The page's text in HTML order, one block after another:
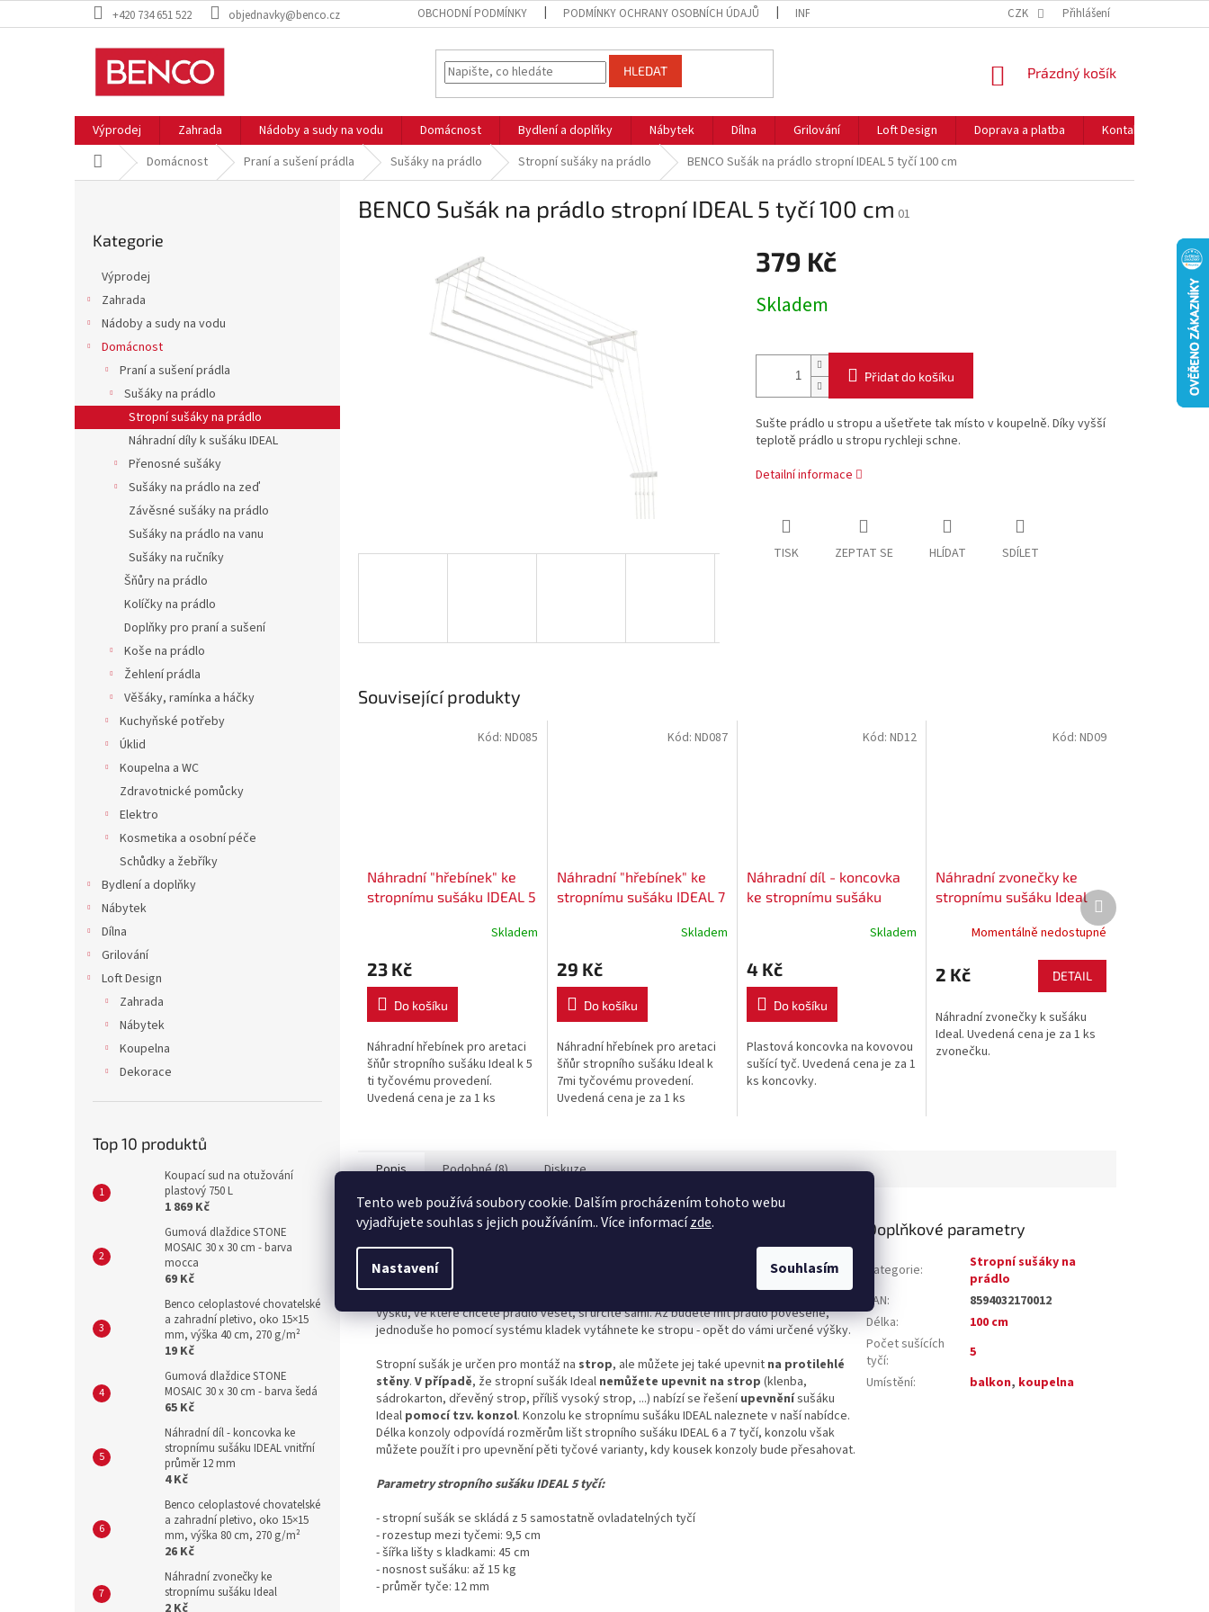
Tento web používá soubory cookie. Dalším procházením tohoto webu
vyjadřujete souhlas s jejich používáním.. Více informacízde.
Nastavení Souhlasím
na
+420 734 651 522 objednavky@benco.cz OBCHODNÍ PODMÍNKY PODMÍNKY OCHRANY OSOBNÍCH ÚDAJŮ INFORMACE O COOKIES NEJČASTĚJŠÍ OTÁZKY
CZK Přihlášení
HLEDAT
NÁKUPNÍ
Prázdný košík
Výprodej Zahrada Nádoby a sudy na vodu Domácnost Bydlení a doplňky Nábytek Dílna Grilování Loft Design Doprava a platba Kontakty
Domů Domácnost Praní a sušení prádla Sušáky na prádlo Stropní sušáky na prádlo BENCO Sušák na prádlo stropní IDEAL 5 tyčí 100 cm
n
e
kategorie
Kategorie
Výprodej
Zahrada
Nádoby a sudy na vodu
Domácnost
Praní a sušení prádla
Sušáky na prádlo
Stropní sušáky na prádlo
Náhradní díly k sušáku IDEAL
Přenosné sušáky
Sušáky na prádlo na zeď
Závěsné sušáky na prádlo
Sušáky na prádlo na vanu
Sušáky na ručníky
Šňůry na prádlo
Kolíčky na prádlo
Doplňky pro praní a sušení
Koše na prádlo
Žehlení prádla
Věšáky, ramínka a háčky
Kuchyňské potřeby
Úklid
Koupelna a WC
Zdravotnické pomůcky
Elektro
Kosmetika a osobní péče
Schůdky a žebříky
Bydlení a doplňky
Nábytek
Dílna
Grilování
Loft Design
Zahrada
Nábytek
Koupelna
Dekorace
Top 10 produktů
Koupací sud na otužování
plastový 750 L
1 869 Kč
Gumová dlaždice STONE
MOSAIC 30 x 30 cm - barva
mocca
69 Kč
Benco celoplastové chovatelské
a zahradní pletivo, oko 15×15
mm, výška 40 cm, 270 g/m²
19 Kč
Gumová dlaždice STONE
MOSAIC 30 x 30 cm - barva šedá
65 Kč
Náhradní díl - koncovka ke
stropnímu sušáku IDEAL vnitřní
průměr 12 mm
4 Kč
Benco celoplastové chovatelské
a zahradní pletivo, oko 15×15
mm, výška 80 cm, 270 g/m²
26 Kč
Náhradní zvonečky ke
stropnímu sušáku Ideal
2 Kč
BENCO Sušák na prádlo stropní IDEAL 5 tyčí 100 cm 01
379 Kč
cena:
Skladem
Přidat do košíku
Sušte prádlo u stropu a ušetřete tak místo v koupelně. Díky vyšší
teplotě prádlo u stropu rychleji schne.
Detailní informace
TISK ZEPTAT SE HLÍDAT SDÍLET
Související produkty
Náhradní "hřebínek" ke
stropnímu sušáku IDEAL 5
Skladem
23 Kč
Do košíku
Náhradní hřebínek pro aretaci
šňůr stropního sušáku Ideal k 5
ti tyčovému provedení.
Uvedená cena je za 1 ks
Kód: ND085
Náhradní "hřebínek" ke
stropnímu sušáku IDEAL 7
Skladem
29 Kč
Do košíku
Náhradní hřebínek pro aretaci
šňůr stropního sušáku Ideal k
7mi tyčovému provedení.
Uvedená cena je za 1 ks
Kód: ND087
Náhradní díl - koncovka
ke stropnímu sušáku
Skladem
4 Kč
Do košíku
Plastová koncovka na kovovou
sušící tyč. Uvedená cena je za 1
ks koncovky.
Kód:ND12
Náhradní zvonečky ke
stropnímu sušáku Ideal
Momentálně nedostupné
2 Kč DETAIL
Náhradní zvonečky k sušáku
Ideal. Uvedená cena je za 1 ks
zvonečku.
Kód: ND09
Další
produkt
Popis Podobné (8) Diskuze
Detailní popis produktu
Sušte prádlo u stropu a získejte tak více prostoru ve vaší koupelně, nad vanou nebo na
balkoně. Díky vyšší teplotě u stropu prádlo rychleji uschne.
Výšku, ve které chcete prádlo věšet, si určíte sami. Až budete mít prádlo pověšené,
jednoduše ho pomocí systému kladek vytáhnete ke stropu - opět do vámi určené výšky.
Stropní sušák je určen pro montáž na strop, ale můžete jej také upevnit na protilehlé
stěny. V případě, že stropní sušák Ideal nemůžete upevnit na strop (klenba,
sádrokarton, dřevěný strop, příliš vysoký strop, ...) nabízí se řešení upevněnísušáku
Ideal pomocí tzv. konzol. Konzolu ke stropnímu sušáku IDEAL naleznete v naší nabídce.
Délka konzoly odpovídá rozměrům lišt stropního sušáku IDEAL 6 a 7 tyčí, konzolu však
můžete použít i pro upevnění pěti tyčové varianty, kdy kousek konzoly bude přesahovat.
Parametry stropního sušáku IDEAL 5 tyčí:
- stropní sušák se skládá z 5 samostatně ovladatelných tyčí
- rozestup mezi tyčemi: 9,5 cm
- šířka lišty s kladkami: 45 cm
- nosnost sušáku: až 15 kg
- průměr tyče: 12 mm
Doplňkové parametry
Kategorie:
Stropní sušáky na
prádlo
EAN:
8594032170012
Délka:
100 cm
Počet sušících
tyčí:
5
Umístění: balkon, koupelna